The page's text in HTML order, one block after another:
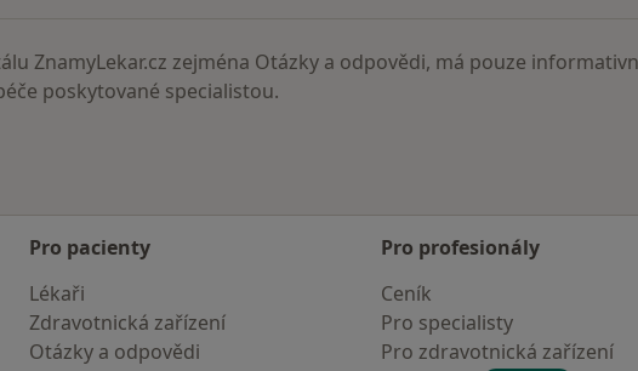
ZnamyLekar.cz zejména Otázky a odpovědi, má pouze
poskytované specialistou.
Pro pacienty
Lékaři
Zdravotnická zařízení
Otázky a odpovědi
Pro profesionály
Ceník
Pro specialisty
Pro zdravotnická zařízení